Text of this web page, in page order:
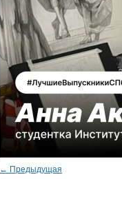
← Предыдущая